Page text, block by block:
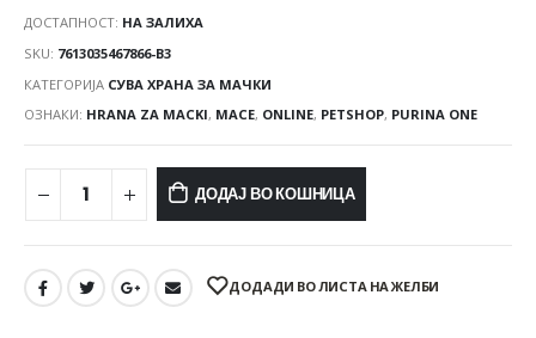
ДОСТАПНОСТ: НА ЗАЛИХА
SKU: 7613035467866-B3
КАТЕГОРИЈА СУВА ХРАНА ЗА МАЧКИ
ОЗНАКИ: HRANA ZA MACKI, MACE, ONLINE, PETSHOP, PURINA ONE
ДОДАЈ ВО КОШНИЦА
ДОДАДИ ВО ЛИСТА НА ЖЕЛБИ